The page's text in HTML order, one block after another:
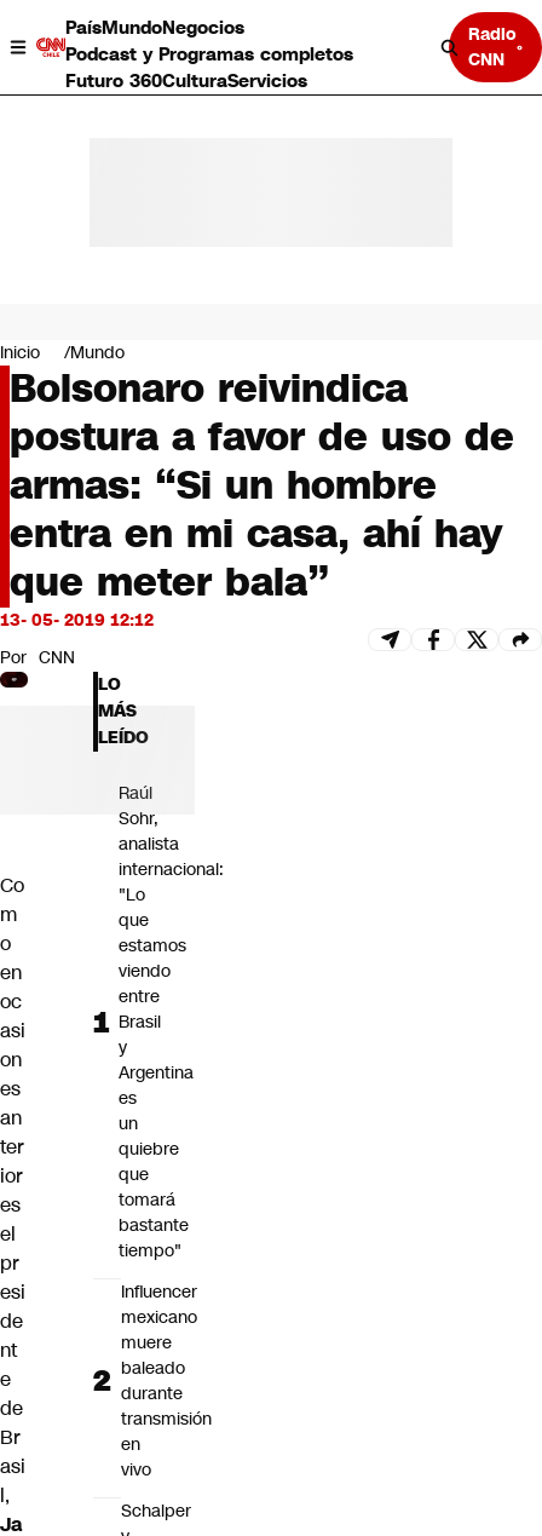
PaísMundoNegocios
Podcast y Programas completos
Futuro 360CulturaServicios
Radio
CNN
Negocios
Deportes
Programas completos
Cultura
Servicios
Bits
CNN tiempo
Opinión
Inicio Mundo
Bolsonaro reivindica
postura a favor de uso de
armas: “Si un hombre
entra en mi casa, ahí hay
que meter bala”
13- 05- 2019 12:12
Por CNN
Co
m
o
en
oc
asi
on
es
an
ter
ior
es
el
pr
esi
de
nt
e
de
Br
asi
l,
Ja
LO
MÁS
LEÍDO
Raúl
Sohr,
analista
internacional:
"Lo
que
estamos
viendo
entre
Brasil
y
Argentina
es
un
quiebre
que
tomará
bastante
tiempo"
Influencer
mexicano
muere
baleado
durante
transmisión
en
vivo
Schalper